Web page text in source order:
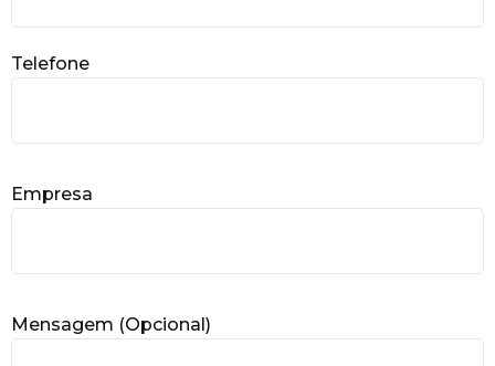
Telefone
Empresa
Mensagem (Opcional)